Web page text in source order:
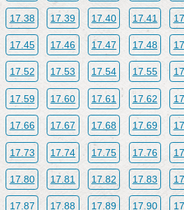
17.38 17.39 17.40 17.41
17.45 17.46 17.47 17.48
17.52 17.53 17.54 17.55
17.59 17.60 17.61 17.62
17.66 17.67 17.68 17.69
17.73 17.74 17.75 17.76
17.80 17.81 17.82 17.83
17.87 17.88 17.89 17.90